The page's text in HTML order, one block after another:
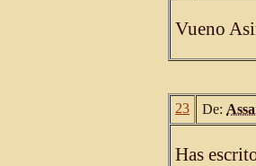
Vueno
23 De:
Has